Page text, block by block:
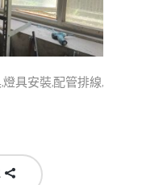
具安裝,配管排線,